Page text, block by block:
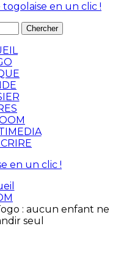
en un clic !
: aucun enfant ne
seul